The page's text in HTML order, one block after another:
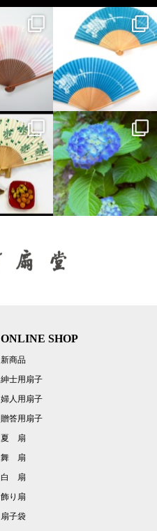
ONLINE SHOP
新商品
紳士用扇子
婦人用扇子
贈答用扇子
夏 扇
舞 扇
白 扇
飾り扇
扇子袋